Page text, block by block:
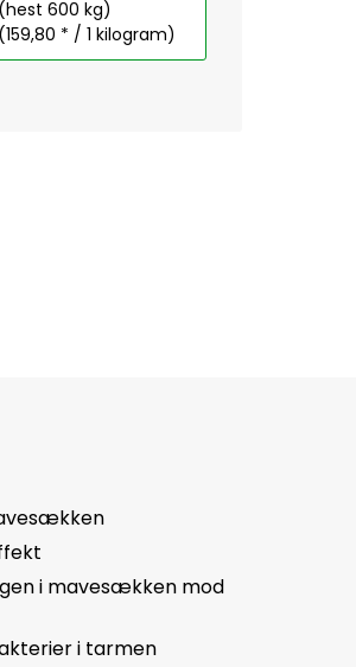
(hest 600 kg)
(159,80 * / 1 kilogram)
i mavesækken mod
i tarmen